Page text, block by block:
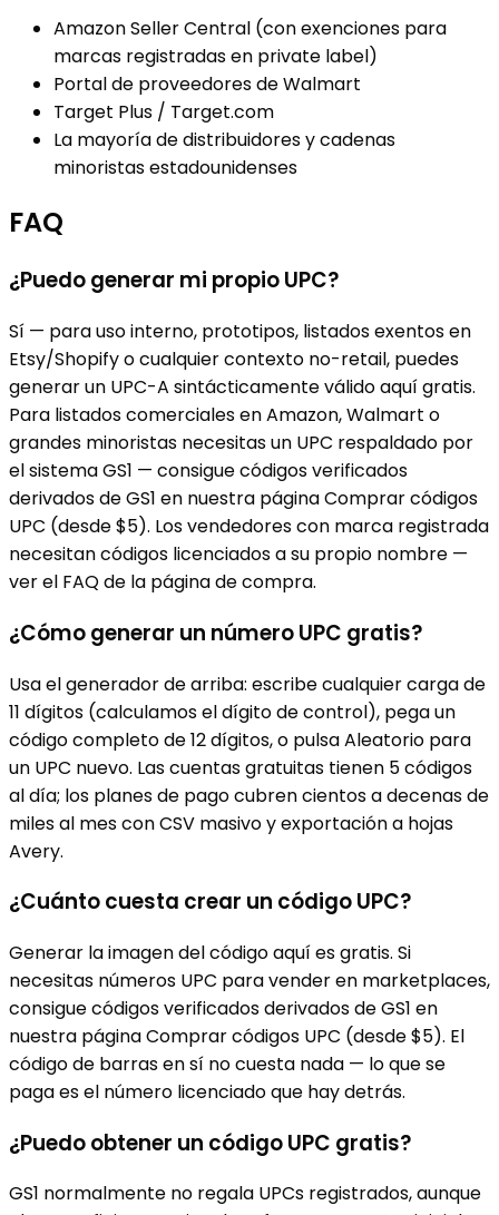
Amazon Seller Central (con exenciones para
marcas registradas en private label)
Portal de proveedores de Walmart
Target Plus / Target.com
La mayoría de distribuidores y cadenas
minoristas estadounidenses
FAQ
¿Puedo generar mi propio UPC?
Sí — para uso interno, prototipos, listados exentos en
Etsy/Shopify o cualquier contexto no-retail, puedes
generar un UPC-A sintácticamente válido aquí gratis.
Para listados comerciales en Amazon, Walmart o
grandes minoristas necesitas un UPC respaldado por
el sistema GS1 — consigue códigos verificados
derivados de GS1 en nuestra página Comprar códigos
UPC (desde $5). Los vendedores con marca registrada
necesitan códigos licenciados a su propio nombre —
ver el FAQ de la página de compra.
¿Cómo generar un número UPC gratis?
Usa el generador de arriba: escribe cualquier carga de
11 dígitos (calculamos el dígito de control), pega un
código completo de 12 dígitos, o pulsa Aleatorio para
un UPC nuevo. Las cuentas gratuitas tienen 5 códigos
al día; los planes de pago cubren cientos a decenas de
miles al mes con CSV masivo y exportación a hojas
Avery.
¿Cuánto cuesta crear un código UPC?
Generar la imagen del código aquí es gratis. Si
necesitas números UPC para vender en marketplaces,
consigue códigos verificados derivados de GS1 en
nuestra página Comprar códigos UPC (desde $5). El
código de barras en sí no cuesta nada — lo que se
paga es el número licenciado que hay detrás.
¿Puedo obtener un código UPC gratis?
GS1 normalmente no regala UPCs registrados, aunque